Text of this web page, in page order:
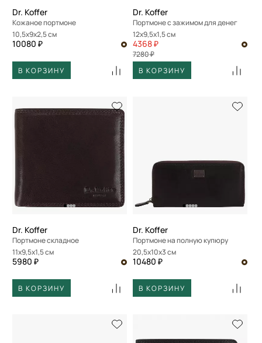
Dr. Koffer
Кожаное портмоне
10,5x9x2,5 см
10080 ₽
В КОРЗИНУ
Dr. Koffer
Портмоне с зажимом для денег
12x9,5x1,5 см
4368 ₽
7280 ₽
В КОРЗИНУ
Dr. Koffer
Портмоне складное
11x9,5x1,5 см
5980 ₽
В КОРЗИНУ
Dr. Koffer
Портмоне на полную купюру
20,5x10x3 см
10480 ₽
В КОРЗИНУ